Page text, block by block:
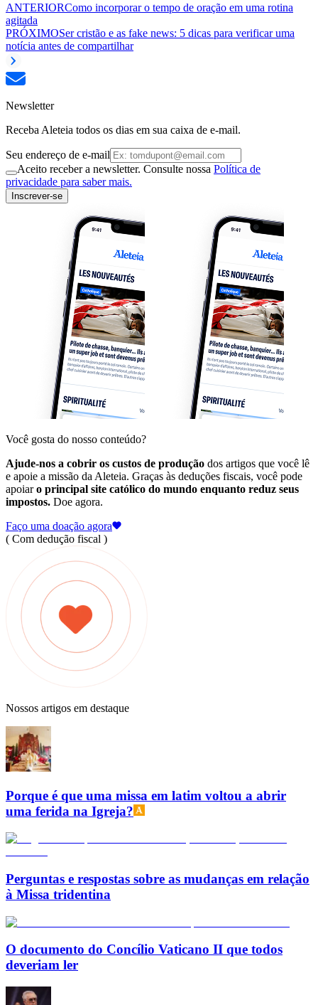
ANTERIORComo incorporar o tempo de oração em uma rotina
agitada
PRÓXIMOSer cristão e as fake news: 5 dicas para verificar uma
notícia antes de compartilhar
Newsletter
Receba Aleteia todos os dias em sua caixa de e-mail.
Seu endereço de e-mail
Aceito receber a newsletter. Consulte nossa Política de
privacidade para saber mais.
Inscrever-se
Você gosta do nosso conteúdo?
Ajude-nos a cobrir os custos de produção dos artigos que você lê
e apoie a missão da Aleteia. Graças às deduções fiscais, você pode
apoiaro principal site católico do mundo enquanto reduz seus
impostos. Doe agora.
Faço uma doação agora
( Com dedução fiscal )
Nossos artigos em destaque
Porque é que uma missa em latim voltou a abrir
uma ferida na Igreja?
Perguntas e respostas sobre as mudanças em relação
à Missa tridentina
O documento do Concílio Vaticano II que todos
deveriam ler